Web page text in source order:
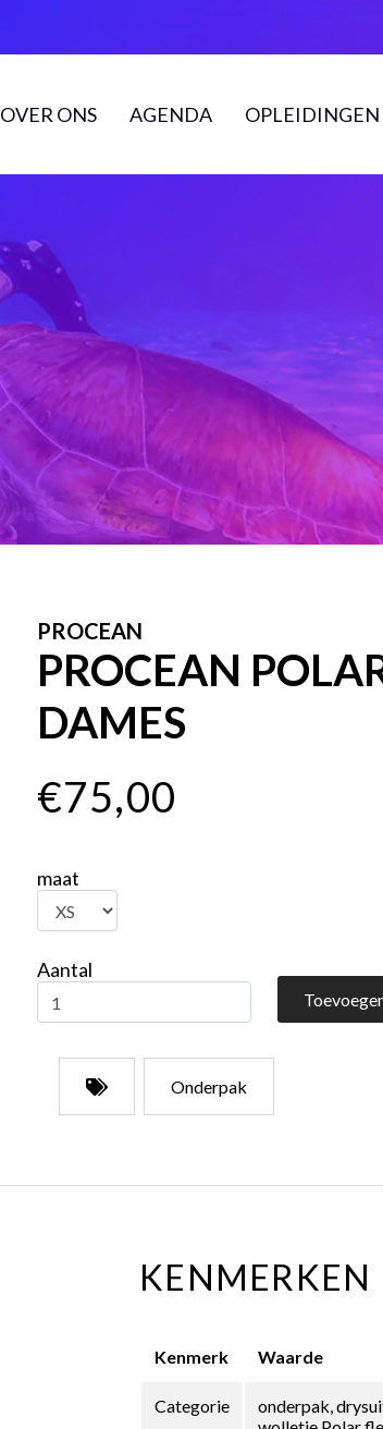
OVER ONS AGENDA OPLEIDINGEN
PROCEAN
PROCEAN
DAMES
€75,00
maat
Aantal
Onderpak
KENMERKEN
Kenmerk Waarde
Categorie
onderpak,